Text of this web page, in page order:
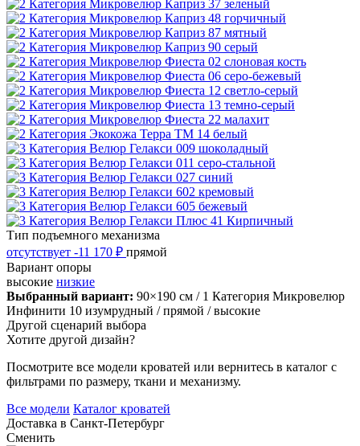
Тип подъемного механизма
отсутствует -11 170 ₽ прямой
Вариант опоры
высокие низкие
Выбранный вариант: 90×190 см / 1 Категория Микровелюр
Инфинити 10 изумрудный / прямой / высокие
Другой сценарий выбора
Хотите другой дизайн?
Посмотрите все модели кроватей или вернитесь в каталог с
фильтрами по размеру, ткани и механизму.
Все модели Каталог кроватей
Доставка в Санкт-Петербург
Сменить